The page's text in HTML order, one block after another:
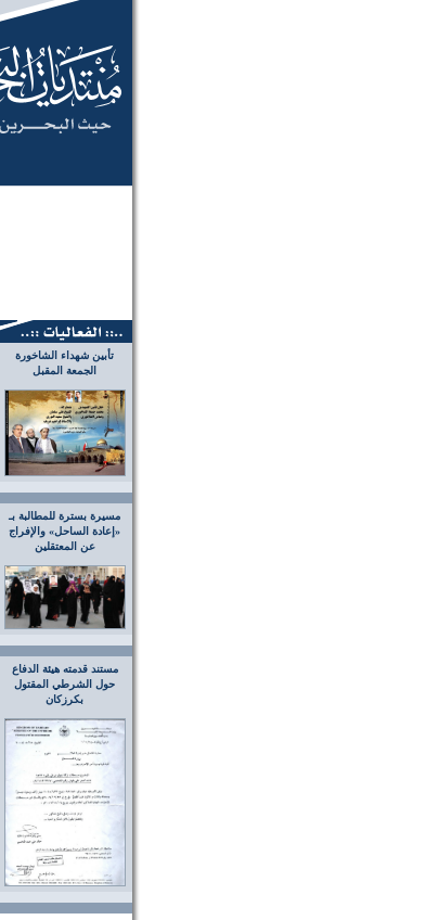
تأبين شهداء الشاخورة
الجمعة المقبل
مسيرة بسترة للمطالبة بـ
«إعادة الساحل» والإفراج
عن المعتقلين
مستند قدمته هيئة الدفاع
حول الشرطي المقتول
بكرزكان